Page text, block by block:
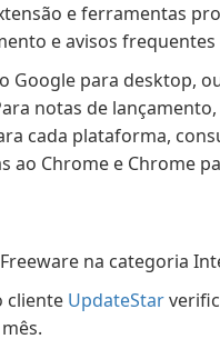
e ferramentas
e avisos
Google para desktop,
notas de
cada plataforma,
ao Chrome e Chrome
na categoria
cliente UpdateStar